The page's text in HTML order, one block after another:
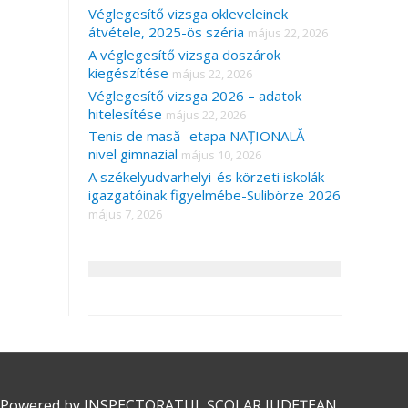
Véglegesítő vizsga okleveleinek
átvétele, 2025-ös széria május 22, 2026
A véglegesítő vizsga doszárok
kiegészítése május 22, 2026
Véglegesítő vizsga 2026 – adatok
hitelesítése május 22, 2026
Tenis de masă- etapa NAȚIONALĂ –
nivel gimnazial május 10, 2026
A székelyudvarhelyi-és körzeti iskolák
igazgatóinak figyelmébe-Sulibörze 2026
május 7, 2026